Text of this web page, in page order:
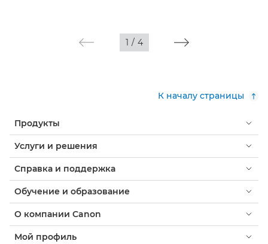
1 / 4
К началу страницы
Продукты
Услуги и решения
Справка и поддержка
Обучение и образование
О компании Canon
Мой профиль